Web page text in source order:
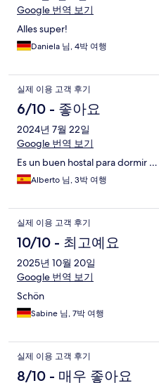
Google 번역 보기
Alles super!
Daniela 님, 4박 여행
실제 이용 고객 후기
6/10 - 좋아요
2024년 7월 22일
Google 번역 보기
Es un buen hostal para dormir …
Alberto 님, 3박 여행
실제 이용 고객 후기
10/10 - 최고예요
2025년 10월 20일
Google 번역 보기
Schön
Sabine 님, 7박 여행
실제 이용 고객 후기
8/10 - 매우 좋아요